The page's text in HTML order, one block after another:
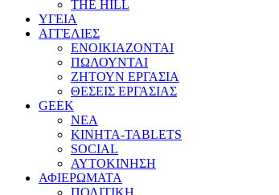
THE HILL
ΥΓΕΙΑ
ΑΓΓΕΛΙΕΣ
ΕΝΟΙΚΙΑΖΟΝΤΑΙ
ΠΩΛΟΥΝΤΑΙ
ΖΗΤΟΥΝ ΕΡΓΑΣΙΑ
ΘΕΣΕΙΣ ΕΡΓΑΣΙΑΣ
GEEK
ΝΕΑ
ΚΙΝΗΤΑ-TABLETS
SOCIAL
ΑΥΤΟΚΙΝΗΣΗ
ΑΦΙΕΡΩΜΑΤΑ
ΠΟΛΙΤΙΚΗ